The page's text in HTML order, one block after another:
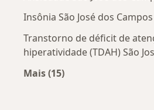
Insônia São José dos Campos
Transtorno de déficit de
hiperatividade (TDAH) São
Mais (15)